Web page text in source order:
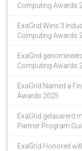
Computing Awards
ExaGrid Wins 3
Computing Awards
ExaGrid
Computing Awards
ExaGrid Named a
Awards 2025
ExaGrid gelauwerd
Partner Program
ExaGrid Honored